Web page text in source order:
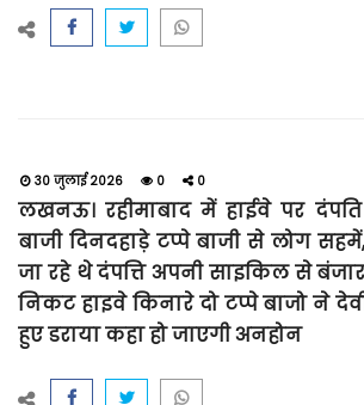
30 जुलाई 2026 0 0
लखनऊ। रहीमाबाद में हाईवे पर
बाजी दिनदहाड़े टप्पे बाजी से लोग
जा रहे थे दंपत्ति अपनी साइकिल से
निकट हाइवे किनारे दो टप्पे बाजो ने
हुए डराया कहा हो जाएगी अनहोन